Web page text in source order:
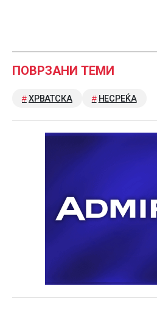
ПОВРЗАНИ ТЕМИ
ХРВАТСКА НЕСРЕЌА